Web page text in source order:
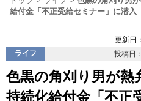
給付金「不正受給セミナー」に潜入
更新日
ライフ
投稿日
色黒の角刈り男が熱
持続化給付金「不正